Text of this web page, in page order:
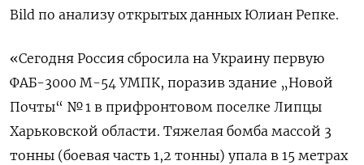
Bild по анализу открытых данных Юлиан Репке.
«Сегодня Россия сбросила на Украину первую
ФАБ-3000 М-54 УМПК, поразив здание „Новой
Почты“ № 1 в прифронтовом поселке Липцы
Харьковской области. Тяжелая бомба массой 3
тонны (боевая часть 1,2 тонны) упала в 15 метрах